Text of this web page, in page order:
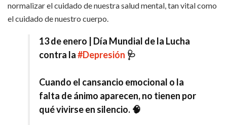
normalizar el cuidado de nuestra salud mental, tan vital como
el cuidado de nuestro cuerpo.
13 de enero | Día Mundial de la Lucha
contra la#Depresión 🩺
Cuando el cansancio emocional o la
falta de ánimo aparecen, no tienen por
qué vivirse en silencio. 🧠